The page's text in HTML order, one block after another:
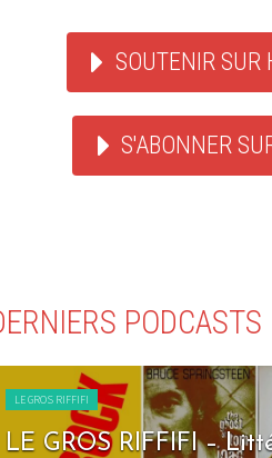
SOUTENIR SUR
S'ABONNER
PODCASTS
LE GROS RIFFIFI
LE GROS RIFFIFI –